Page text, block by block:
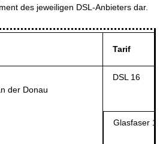
des jeweiligen DSL-Anbieters dar.
Tarif
der Donau
DSL 16
Glasfaser